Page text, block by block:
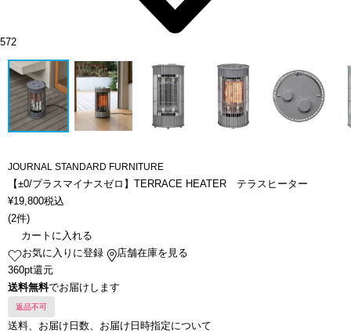
572
JOURNAL STANDARD FURNITURE
【±0/プラスマイナスゼロ】TERRACE HEATER テラスヒーター
¥19,800税込
(2件)
カートに入れる
お気に入りに登録
店舗在庫を見る
360pt還元
送料無料でお届けします
返品不可
送料、お届け日数、お届け日時指定について